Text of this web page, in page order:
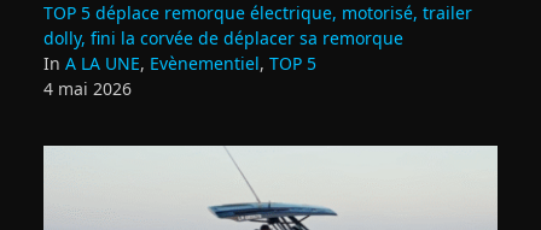
TOP 5 déplace remorque électrique, motorisé, trailer
dolly, fini la corvée de déplacer sa remorque
In A LA UNE, Evènementiel, TOP 5
4 mai 2026